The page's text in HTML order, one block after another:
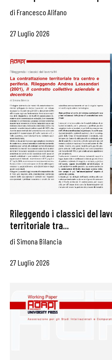
di Francesco Alifano
27 Luglio 2026
Rileggendo i classici del
territoriale tra...
di Simona Bilancia
27 Luglio 2026